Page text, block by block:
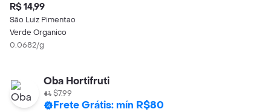
R$ 14,99
São Luiz Pimentao
Verde Organico
0.0682/g
Oba Hortifruti
$7.99
Frete Grátis: mín R$80